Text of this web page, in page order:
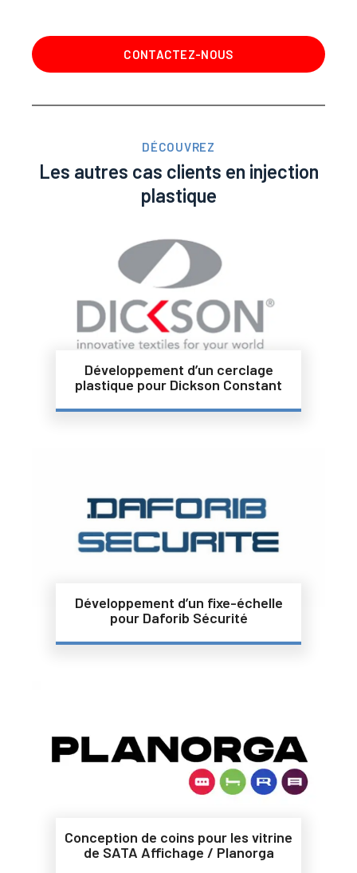
CONTACTEZ-NOUS
DÉCOUVREZ
Les autres cas clients en injection
plastique
Développement d’un cerclage
plastique pour Dickson Constant
Développement d’un fixe-échelle
pour Daforib Sécurité
Conception de coins pour les vitrine
de SATA Affichage / Planorga